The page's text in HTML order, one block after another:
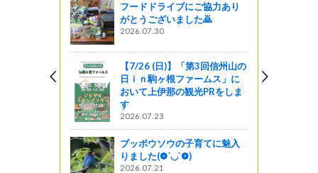
フードドライブにご協力あり
がとうございました🙇
2026.07.30
【7/26 (日)】「第3回信州山の
日ｉｎ駒ヶ根ファームス」に
おいて上伊那の観光PRをしま
す
2026.07.23
ブッポウソウの子育てに魅入
りました(❁´◡`❁)
2026.07.21